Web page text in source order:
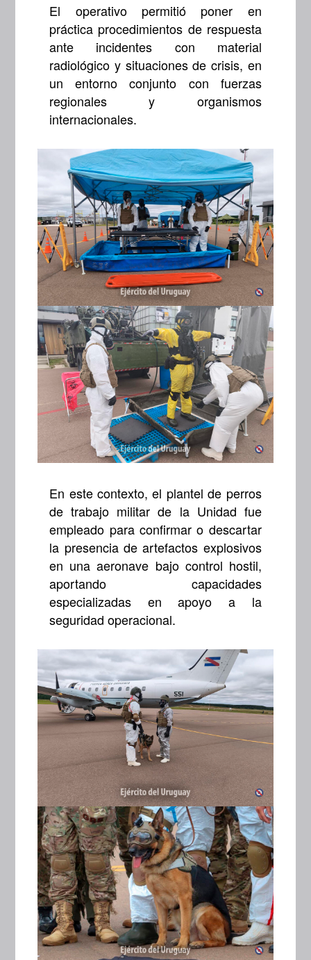
El operativo permitió poner en
práctica procedimientos de respuesta
ante incidentes con material
radiológico y situaciones de crisis, en
un entorno conjunto con fuerzas
regionales y organismos
internacionales.
En este contexto, el plantel de perros
de trabajo militar de la Unidad fue
empleado para confirmar o descartar
la presencia de artefactos explosivos
en una aeronave bajo control hostil,
aportando capacidades
especializadas en apoyo a la
seguridad operacional.